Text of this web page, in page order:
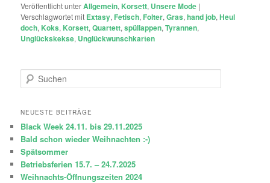
Veröffentlicht unterAllgemein, Korsett, Unsere Mode |
Verschlagwortet mit Extasy, Fetisch, Folter,Gras,hand job,Heul
doch, Koks, Korsett,Quartett,spüllappen,Tyrannen,
Unglückskekse, Unglückwunschkarten
u
h
n
NEUESTE BEITRÄGE
Black Week 24.11. bis 29.11.2025
Bald schon wieder Weihnachten :-)
Spätsommer
Betriebsferien 15.7. – 24.7.2025
Weihnachts-Öffnungszeiten 2024